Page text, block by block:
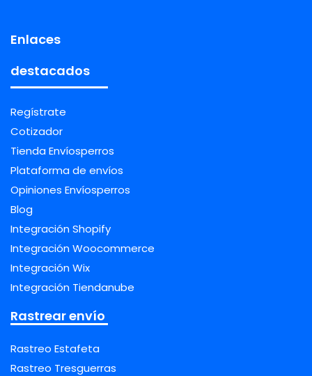
Enlaces
destacados
Regístrate
Cotizador
Tienda Envíosperros
Plataforma de envíos
Opiniones Envíosperros
Blog
Integración Shopify
Integración Woocommerce
Integración Wix
Integración Tiendanube
Rastrear envío
Rastreo Estafeta
Rastreo Tresguerras